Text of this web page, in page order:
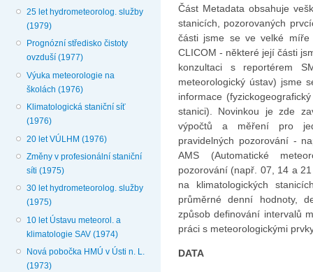
25 let hydrometeorolog. služby
(1979)
Prognózní středisko čistoty
ovzduší (1977)
Výuka meteorologie na
školách (1976)
Klimatologická staniční síť
(1976)
20 let VÚLHM (1976)
Změny v profesionální staniční
síti (1975)
30 let hydrometeorolog. služby
(1975)
10 let Ústavu meteorol. a
klimatologie SAV (1974)
Nová pobočka HMÚ v Ústi n. L.
(1973)
Část Metadata obsahuje
stanicích, pozorovaných
části jsme se ve velké míře
CLICOM - některé její části
konzultaci s reportérem
meteorologický ústav) jsme
informace
stanici). Novinkou je zde
výpočtů a měření pro
pravidelných pozorování -
AMS (Automatické
pozorování (např. 07, 14 a
na klimatologických
průměrné denní hodnoty,
způsob definování intervalů
práci s meteorologickými
DATA